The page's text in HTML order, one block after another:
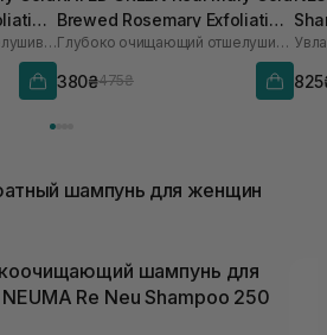
Глубокоочищающий отшелушивающий шампунь с соком розмарина
Brewed Rosemary Exfoliating
Scalp Shampoo 100 мл
Глубоко очищающий отшелушивающий шампунь с соком розмарина
380₴475₴
шампунь для женщин
шампунь для
Re Neu Shampoo 250